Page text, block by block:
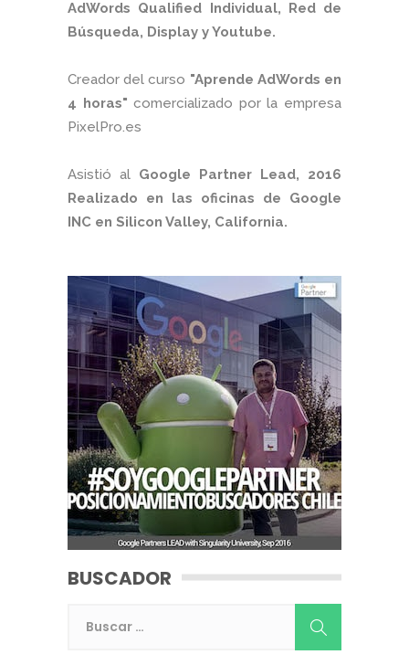
AdWords Qualified Individual, Red de
Búsqueda, Display y Youtube.
Creador del curso "Aprende AdWords en
4 horas" comercializado por la empresa
PixelPro.es
Asistió al Google Partner Lead, 2016
Realizado en las oficinas de Google
INC en Silicon Valley, California.
BUSCADOR